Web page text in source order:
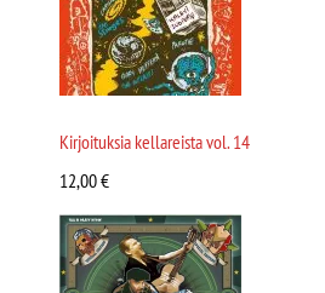
Kirjoituksia kellareista vol. 14
12,00€